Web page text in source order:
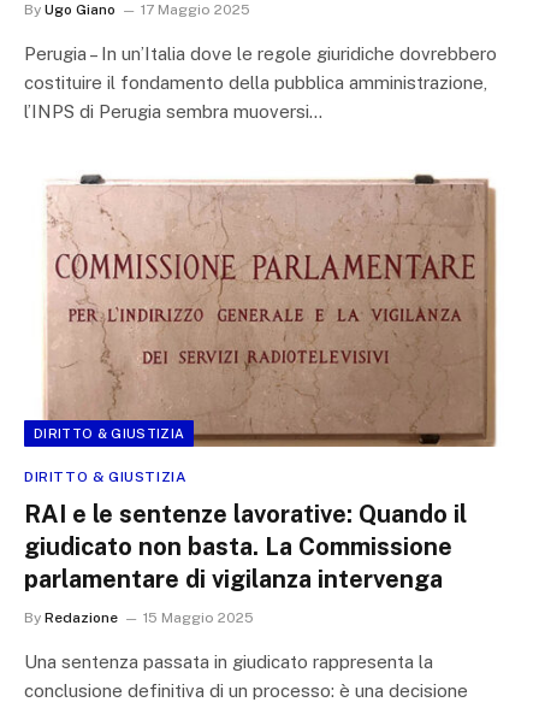
By Ugo Giano 17 Maggio 2025
Perugia – In un’Italia dove le regole giuridiche dovrebbero
costituire il fondamento della pubblica amministrazione,
l’INPS di Perugia sembra muoversi…
DIRITTO & GIUSTIZIA
DIRITTO & GIUSTIZIA
RAI e le sentenze lavorative: Quando il
giudicato non basta. La Commissione
parlamentare di vigilanza intervenga
By Redazione 15 Maggio 2025
Una sentenza passata in giudicato rappresenta la
conclusione definitiva di un processo: è una decisione